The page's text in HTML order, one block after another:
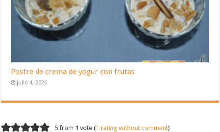
Postre de crema de yogur con frutas
julio 4, 2026
5 from 1 vote (1 rating without comment)